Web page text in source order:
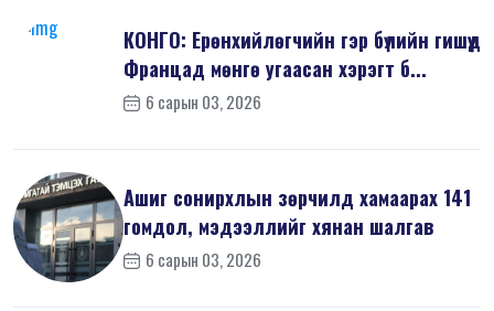
КОНГО: Ерөнхийлөгчийн гэр бүлийн гишүүд
Францад мөнгө угаасан хэрэгт б...
6 сарын 03, 2026
Ашиг сонирхлын зөрчилд хамаарах 141
гомдол, мэдээллийг хянан шалгав
6 сарын 03, 2026